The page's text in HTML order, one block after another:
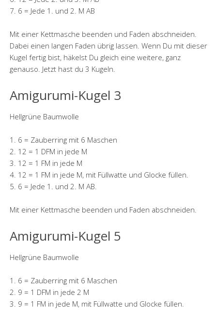
7. 6 = Jede 1. und 2. M AB
Mit einer Kettmasche beenden und Faden abschneiden.
Dabei einen langen Faden übrig lassen. Wenn Du mit dieser
Kugel fertig bist, häkelst Du gleich eine weitere, ganz
genauso. Jetzt hast du 3 Kugeln.
Amigurumi-Kugel 3
Hellgrüne Baumwolle
1. 6 = Zauberring mit 6 Maschen
2. 12 = 1 DFM in jede M
3. 12 = 1 FM in jede M
4. 12 = 1 FM in jede M, mit Füllwatte und Glocke füllen.
5. 6 = Jede 1. und 2. M AB.
Mit einer Kettmasche beenden und Faden abschneiden.
Amigurumi-Kugel 5
Hellgrüne Baumwolle
1. 6 = Zauberring mit 6 Maschen
2. 9 = 1 DFM in jede 2 M
3. 9 = 1 FM in jede M, mit Füllwatte und Glocke füllen.